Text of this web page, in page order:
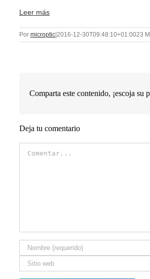
Leer más
Por microptic 2016-12-30T09:48:10+01:0023
Comparta este contenido, ¡escoja su
Deja tu comentario